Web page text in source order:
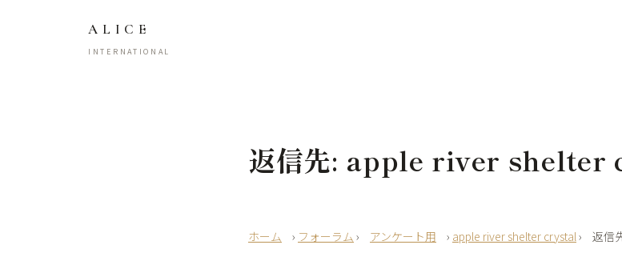
ALICE
INTERNATIONAL
返信先: apple river shelter
› フォーラム › アンケート用 › apple river shelter crystal› 返信